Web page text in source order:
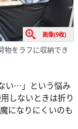
画像(9枚)
物をラフに収納でき
い…」という悩み
しないときは折り
になりにくいのも